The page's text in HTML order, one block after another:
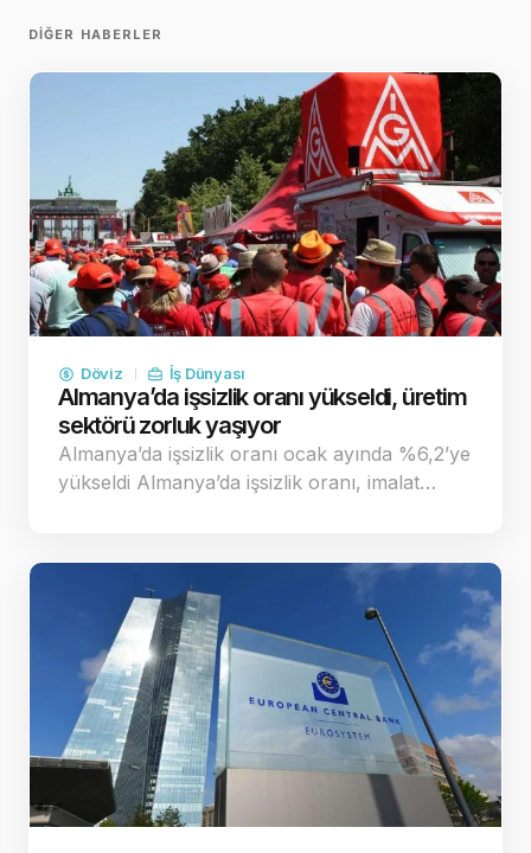
DIĞER HABERLER
Döviz İş Dünyası
Almanya’da işsizlik oranı yükseldi, üretim
sektörü zorluk yaşıyor
Almanya’da işsizlik oranı ocak ayında %6,2’ye
yükseldi Almanya’da işsizlik oranı, imalat…